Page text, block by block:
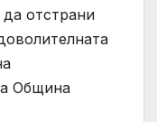
отстрани
Община